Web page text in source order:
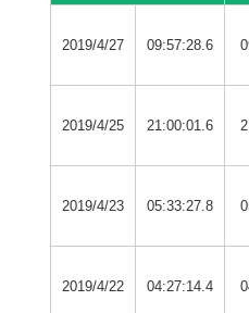
2019/4/27 09:57:28.6
2019/4/25 21:00:01.6
2019/4/23 05:33:27.8
2019/4/22 04:27:14.4